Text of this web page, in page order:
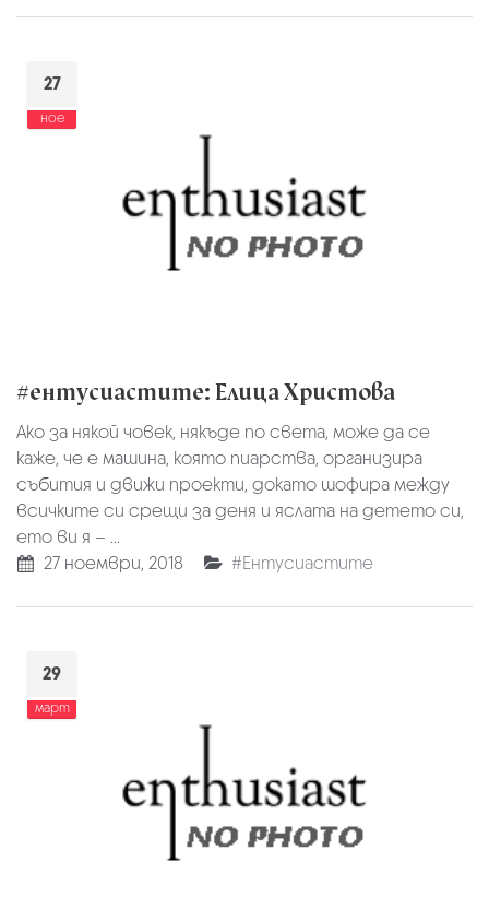
27
ное
#ентусиастите: Елица Христова
Ако за някой човек, някъде по света, може да се
каже, че е машина, която пиарства, организира
събития и движи проекти, докато шофира между
всичките си срещи за деня и яслата на детето си,
ето ви я – ...
27 ноември, 2018
#Ентусиастите
29
март